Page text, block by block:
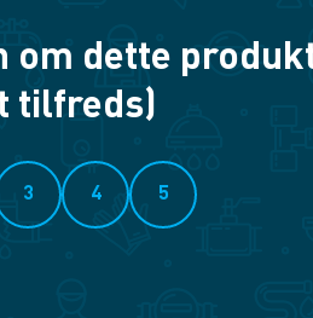
dette
tilfreds)
3 4 5